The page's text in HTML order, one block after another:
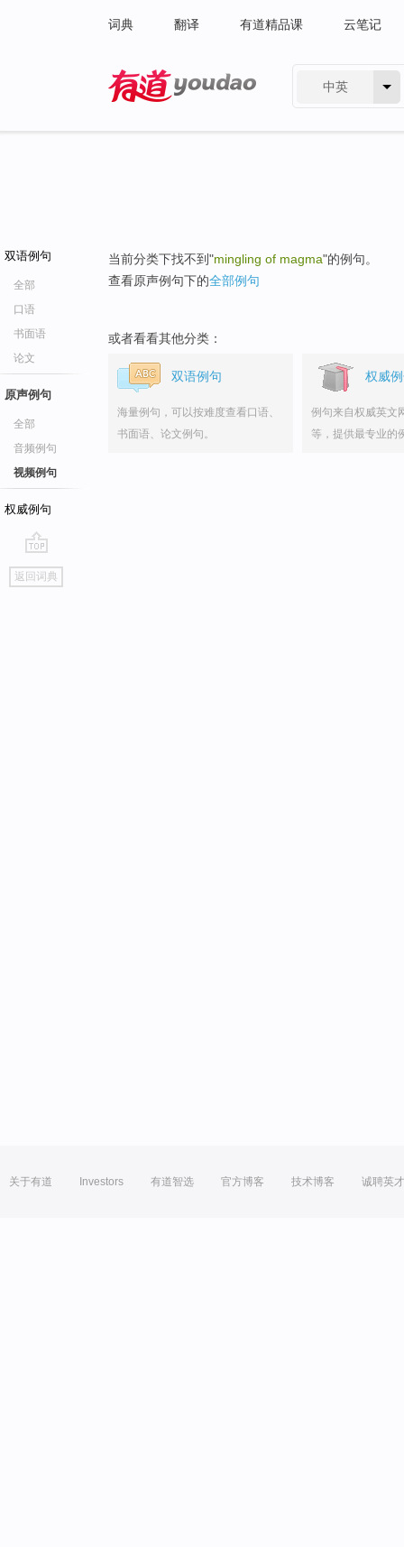
词典 翻译 有道精品课 云笔记
中英
双语例句
全部
口语
书面语
论文
原声例句
全部
音频例句
视频例句
权威例句
go
top
返回词典
当前分类下找不到"mingling of magma"的例句。
查看原声例句下的全部例句
或者看看其他分类：
双语例句
海量例句，可以按难度查看口语、
书面语、论文例句。
权威
例句来自权威英文
等，提供最专业的
关于有道 Investors 有道智选 官方博客 技术博客 诚聘英才